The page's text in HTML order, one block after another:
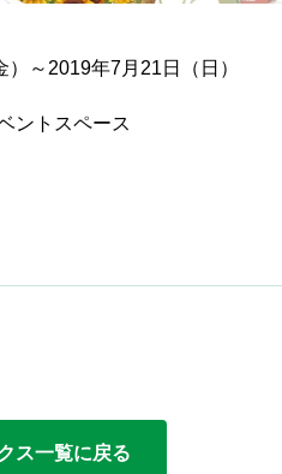
～2019年7月21日（日）
ントスペース
ス一覧に戻る